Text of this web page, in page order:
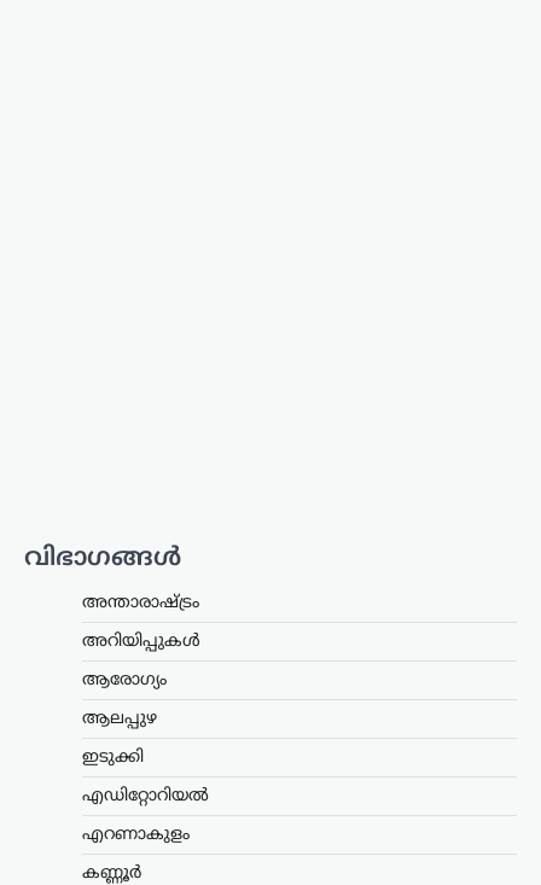
വിഭാഗങ്ങൾ
അന്താരാഷ്ട്രം
അറിയിപ്പുകൾ
ആരോഗ്യം
ആലപ്പുഴ
ഇടുക്കി
എഡിറ്റോറിയൽ
എറണാകുളം
കണ്ണൂർ
ഡബ്ല്യുടിഎ ടൊറന്റോ മാസ്റ്റേഴ്സ് ടെന്നീസ്
ടൂർണമെന്റിൽ ലോക ഒന്നാം നമ്പർ താരം
അരിന സബലെങ്ക പ്രീക്വാർട്ടറിലേക്ക്
മുന്നേറി. നാലാം റൗണ്ടിൽ ചൈനയുടെ
ട്രെൻഡിംഗ്,ദേശീയം,രാഷ്ട്രീയം
സ്വാതന്ത്ര്യദിന
പ്രസംഗത്തിൽ
വിദ്യാർത്ഥികൾക്ക്
പ്രാധാന്യം നൽകണമെന്ന്